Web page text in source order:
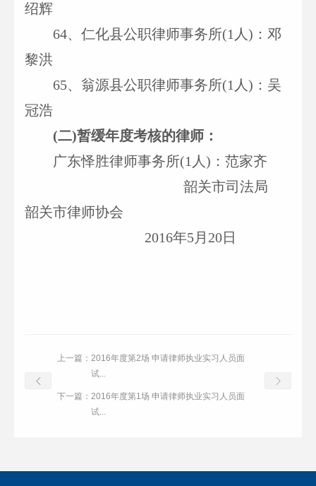
绍辉
64、仁化县公职律师事务所(1人)：邓
黎洪
65、翁源县公职律师事务所(1人)：吴
冠浩
(二)暂缓年度考核的律师：
广东怿胜律师事务所(1人)：范家齐
韶关市司法局
韶关市律师协会
2016年5月20日
上一篇： 2016年度第2场 申请律师执业实习人员面
试...
下一篇： 2016年度第1场 申请律师执业实习人员面
试...